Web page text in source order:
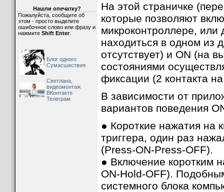
Нашли опечатку?
Пожалуйста, сообщите об
этом - просто выделите
ошибочное слово или фразу и
нажмите Shift Enter.
Блог одного
Сумасшествия
Светлана,
видеомонтаж
ВКонтакте
Телеграм
На этой страничке
которые позволяют
микроконтроллере, или
находиться в одном из
отсутствует) и ON (на
состояниями
фиксации (2 контакта
В зависимости от
вариантов поведения
● Короткие нажатия на
триггера, один раз
(Press-ON-Press-OFF).
● Включение коротким
ON-Hold-OFF).
системного блока